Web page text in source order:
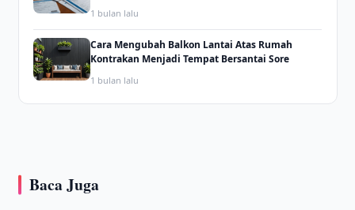
1 bulan lalu
Cara Mengubah Balkon Lantai Atas Rumah
Kontrakan Menjadi Tempat Bersantai Sore
1 bulan lalu
Baca Juga